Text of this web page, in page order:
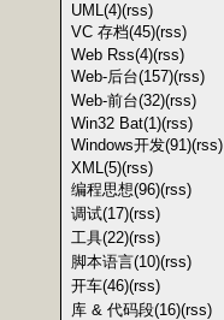
UML(4)(rss)
VC 存档(45)(rss)
Web Rss(4)(rss)
Web-后台(157)(rss)
Web-前台(32)(rss)
Win32 Bat(1)(rss)
Windows开发(91)(rss)
XML(5)(rss)
编程思想(96)(rss)
调试(17)(rss)
工具(22)(rss)
脚本语言(10)(rss)
开车(46)(rss)
库 & 代码段(16)(rss)